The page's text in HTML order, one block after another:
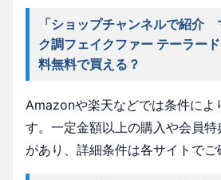
「ショップチャンネルで紹介
ク調フェイクファー テーラー
料無料で買える？
Amazonや楽天などでは条件によ
す。一定金額以上の購入や会員
があり、詳細条件は各サイトでご